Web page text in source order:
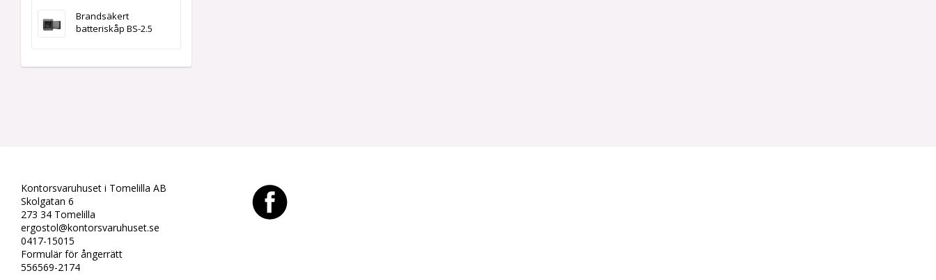
Brandsäkert
batteriskåp BS-2.5
Kontorsvaruhuset i Tomelilla AB
Skolgatan 6
273 34 Tomelilla
ergostol@kontorsvaruhuset.se
0417-15015
Formulär för ångerrätt
556569-2174